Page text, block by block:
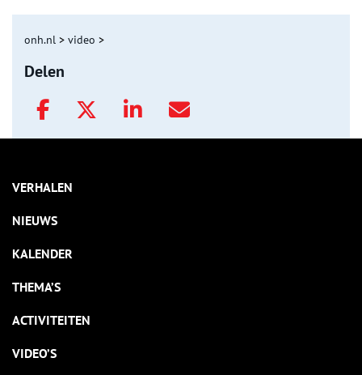
onh.nl > video >
Delen
VERHALEN
NIEUWS
KALENDER
THEMA’S
ACTIVITEITEN
VIDEO’S